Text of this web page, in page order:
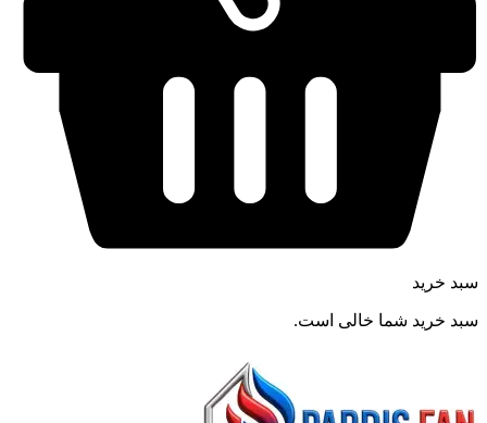
سبد خرید
سبد خرید شما خالی است.